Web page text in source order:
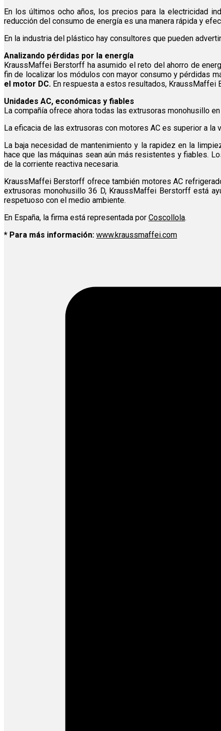
En los últimos ocho años, los precios para la electricidad
reducción del consumo de energía es una manera rápida y
En la industria del plástico hay consultores que pueden
Analizando pérdidas por la energía
KraussMaffei Berstorff ha asumido el reto del ahorro de
fin de localizar los módulos con mayor consumo y pérdidas
el motor DC. En respuesta a estos resultados,
Unidades AC, económicas y fiables
La compañía ofrece ahora todas las extrusoras monohusillo
La eficacia de las extrusoras con motores AC es superior a
La baja necesidad de mantenimiento y la rapidez en la
hace que las máquinas sean aún más resistentes y fiables.
de la corriente reactiva necesaria.
KraussMaffei Berstorff ofrece también motores AC
extrusoras monohusillo 36 D, KraussMaffei Berstorff está
respetuoso con el medio ambiente.
En España, la firma está representada por Coscollola.
* Para más información: www.kraussmaffei.com